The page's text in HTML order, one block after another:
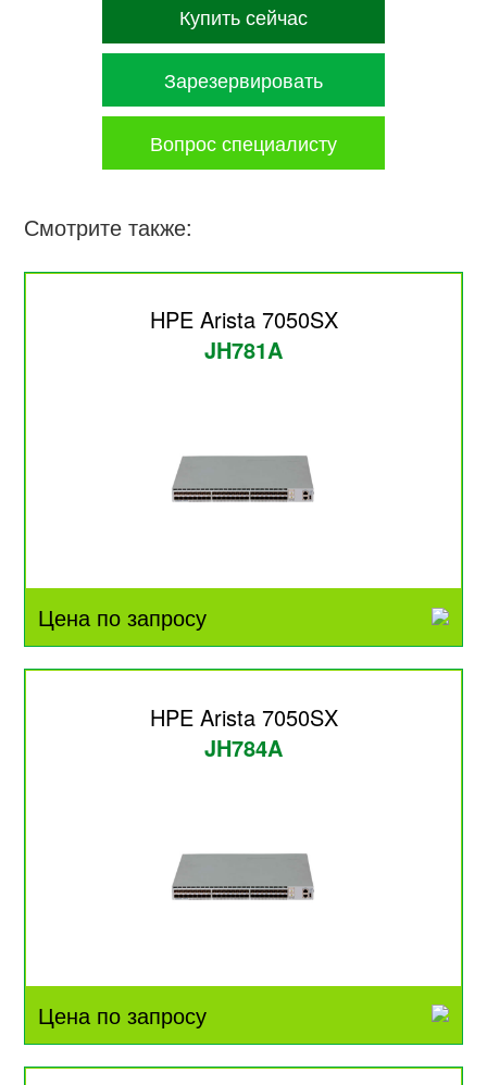
Купить сейчас
Зарезервировать
Вопрос специалисту
Смотрите также:
HPE Arista 7050SX
JH781A
Цена по запросу
HPE Arista 7050SX
JH784A
Цена по запросу